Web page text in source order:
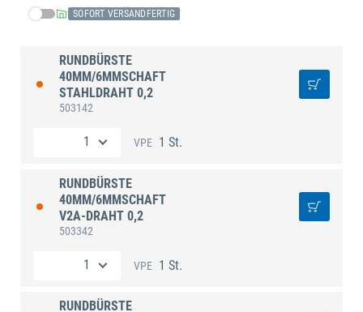
SOFORT VERSANDFERTIG
RUNDBÜRSTE
40MM/6MMSCHAFT
STAHLDRAHT 0,2
503142
VPE 1 St.
RUNDBÜRSTE
40MM/6MMSCHAFT
V2A-DRAHT 0,2
503342
VPE 1 St.
RUNDBÜRSTE